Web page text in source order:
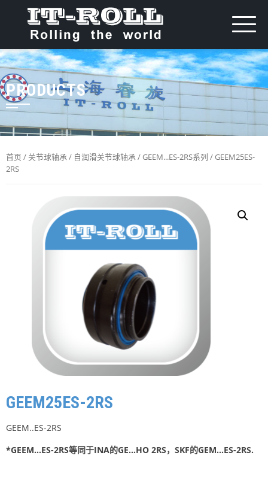
PRODUCTS
首页 / 关节球轴承/ 自润滑关节球轴承/GEEM...ES-2RS系列 / GEEM25ES-
2RS
GEEM25ES-2RS
GEEM..ES-2RS
*GEEM…ES-2RS等同于INA的GE…HO 2RS，SKF的GEM…ES-2RS.